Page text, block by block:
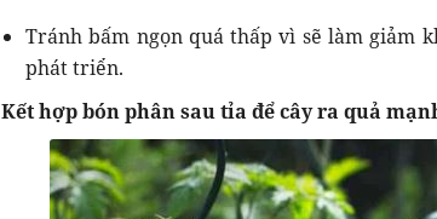
Tránh bấm ngọn quá thấp vì sẽ làm giảm
phát triển.
Kết hợp bón phân sau tỉa để cây ra quả